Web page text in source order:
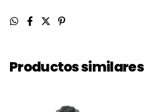
Productos similares